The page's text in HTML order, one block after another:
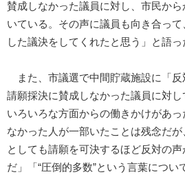
賛成しなかった議員に対し、市民か
いている。その声に議員も向き合っ
した議決をしてくれたと思う」と語っ
また、市議選で中間貯蔵施設に「反
請願採決に賛成しなかった議員に対
いろいろな方面からの働きかけがあっ
なかった人が一部いたことは残念だ
としても請願を可決するほど反対の
だ」「“圧倒的多数”という言葉につい